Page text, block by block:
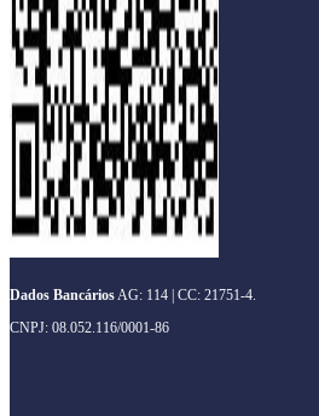
Dados Bancários AG: 114 | CC: 21751-4.
CNPJ: 08.052.116/0001-86